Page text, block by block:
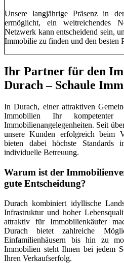
Unsere langjährige Präsenz in
ermöglicht, ein weitreichendes
Netzwerk kann entscheidend sein,
Immobilie zu finden und den besten
Ihr Partner für den
Durach – Schaule
In Durach, einer attraktiven
Immobilien Ihr kompetenter
Immobilienangelegenheiten. Seit
unsere Kunden erfolgreich beim
bieten dabei höchste
individuelle Betreuung.
Warum ist der
gute Entscheidung?
Durach kombiniert idyllische
Infrastruktur und hoher
attraktiv für Immobilienkäufer
Durach bietet zahlreiche
Einfamilienhäusern bis hin zu
Immobilien steht Ihnen bei jedem
Ihren Verkaufserfolg.